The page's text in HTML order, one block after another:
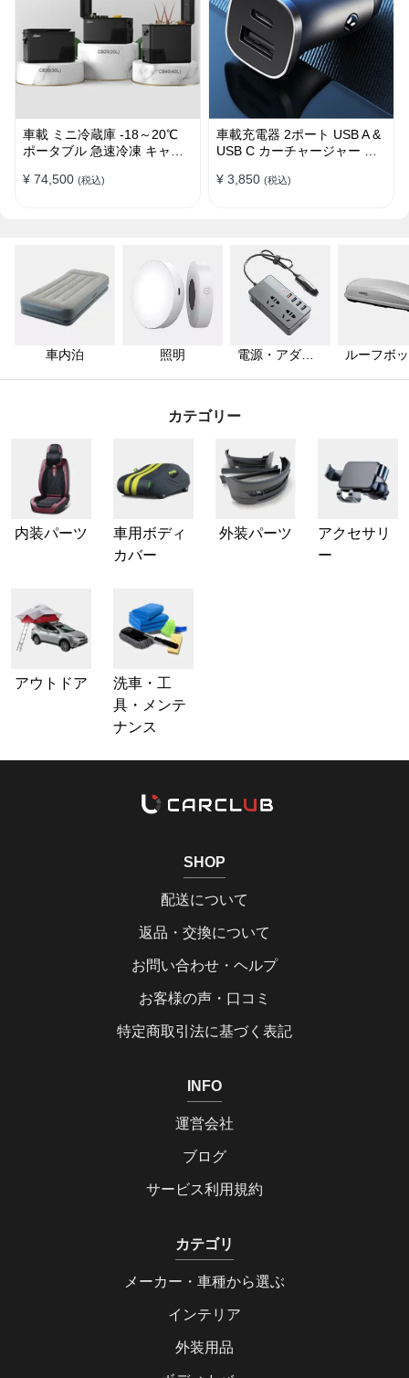
車載 ミニ冷蔵庫 -18～20℃
ポータブル 急速冷凍 キャン
¥ 74,500 (税込)
車載充電器 2ポート USB A &
USB C カーチャージャー 急
¥ 3,850 (税込)
車内泊 照明
電源・アダプ
ルーフボ
カテゴリー
内装パーツ
車用ボディ
カバー
外装パーツ
アクセサリ
ー
アウトドア
洗車・工
具・メンテ
ナンス
SHOP
配送について
返品・交換について
お問い合わせ・ヘルプ
お客様の声・口コミ
特定商取引法に基づく表記
INFO
運営会社
ブログ
サービス利用規約
カテゴリ
メーカー・車種から選ぶ
インテリア
外装用品